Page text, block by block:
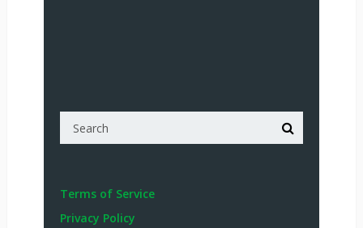
Terms of Service
Privacy Policy